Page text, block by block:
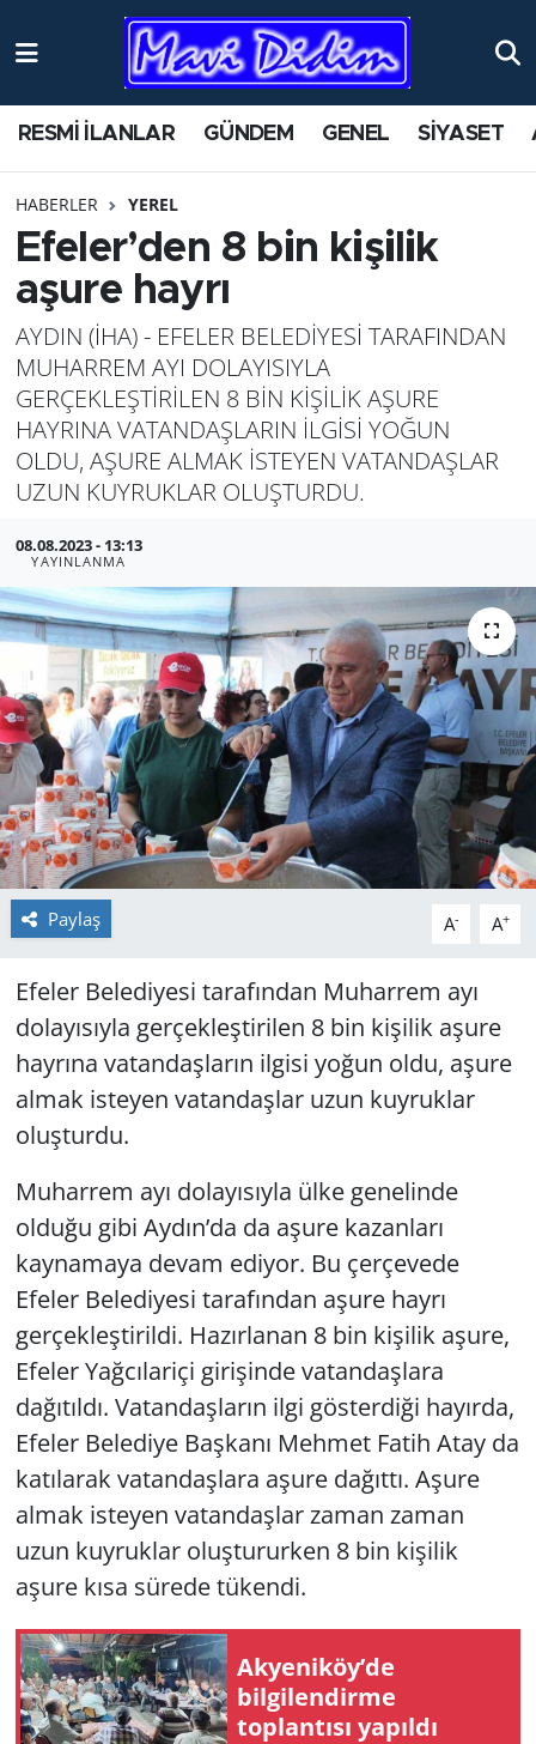
RESMİ İLANLAR GÜNDEM GENEL SİYASET
HABERLER YEREL
Efeler’den 8 bin kişilik
aşure hayrı
AYDIN (İHA) - EFELER BELEDİYESİ TARAFINDAN
MUHARREM AYI DOLAYISIYLA
GERÇEKLEŞTİRİLEN 8 BİN KİŞİLİK AŞURE
HAYRINA VATANDAŞLARIN İLGİSİ YOĞUN
OLDU, AŞURE ALMAK İSTEYEN VATANDAŞLAR
UZUN KUYRUKLAR OLUŞTURDU.
08.08.2023 - 13:13
YAYINLANMA
Paylaş A- A+
Efeler Belediyesi tarafından Muharrem ayı
dolayısıyla gerçekleştirilen 8 bin kişilik aşure
hayrına vatandaşların ilgisi yoğun oldu, aşure
almak isteyen vatandaşlar uzun kuyruklar
oluşturdu.
Muharrem ayı dolayısıyla ülke genelinde
olduğu gibi Aydın’da da aşure kazanları
kaynamaya devam ediyor. Bu çerçevede
Efeler Belediyesi tarafından aşure hayrı
gerçekleştirildi. Hazırlanan 8 bin kişilik aşure,
Efeler Yağcılariçi girişinde vatandaşlara
dağıtıldı. Vatandaşların ilgi gösterdiği hayırda,
Efeler Belediye Başkanı Mehmet Fatih Atay da
katılarak vatandaşlara aşure dağıttı. Aşure
almak isteyen vatandaşlar zaman zaman
uzun kuyruklar oluştururken 8 bin kişilik
aşure kısa sürede tükendi.
Akyeniköy’de
bilgilendirme
toplantısı yapıldı
ANTİK YERLER
AYDIN
BİLİM VE TEKNOLOJİ
ÇEVRE
EĞİTİM
EKONOMİ
HABERDE İNSAN
KÜLTÜR SANAT
MAGAZİN
POLİTİKA
RESMİ İLANLAR
SAĞLIK
SİYASET
SPOR
Yerel
Nöbetçi Eczaneler
Namaz Vakitleri
Trafik Durumu
Süper Lig Puan Durumu ve Fikstür
Tüm Manşetler
Son Dakika Haberleri